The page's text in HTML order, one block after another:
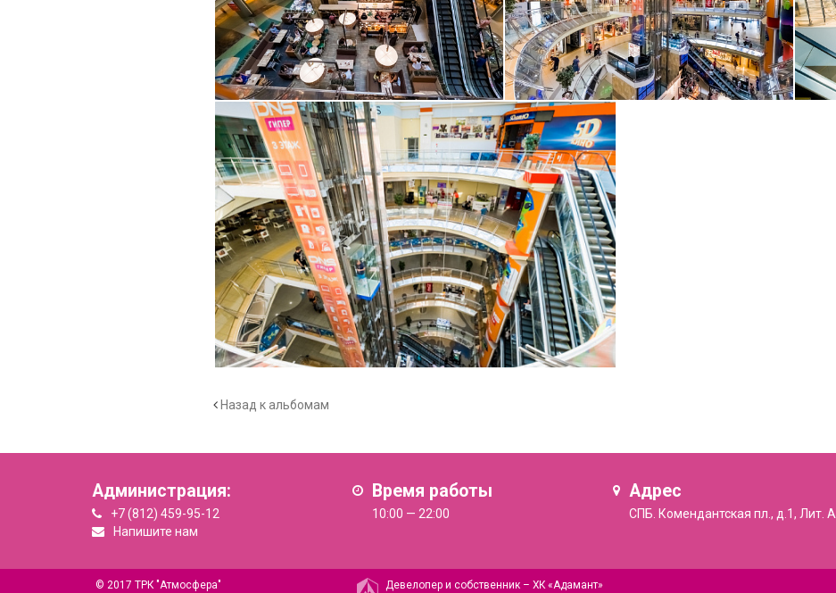
Назад к альбомам
Администрация:
+7 (812) 459-95-12
Напишите нам
Время работы
10:00 — 22:00
Адрес
СПБ. Комендантская пл., д.1, Лит. А
© 2017 ТРК "Атмосфера" Девелопер и собственник – ХК «Адамант»